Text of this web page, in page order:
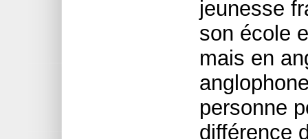
jeunesse
son école
mais en
personne
différence